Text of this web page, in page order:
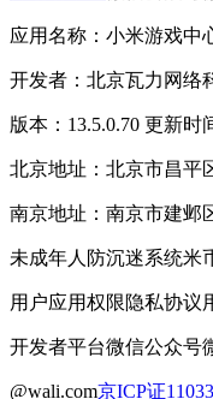
应用名称：小米游戏中
开发者：北京瓦力网络
版本：13.5.0.70 更新时
北京地址：北京市昌平
南京地址：南京市建邺
未成年人防沉迷系统米
用户应用权限隐私协议
开发者平台微信公众号
@wali.com京ICP证